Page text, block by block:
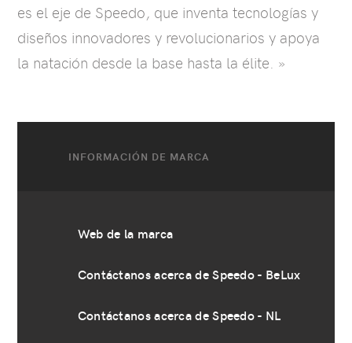
es el eje de Speedo, que inventa tecnologías y
diseños innovadores y revolucionarios y apoya
la natación desde la base hasta la élite. »
INFORMACIÓN DE MARCA
Web de la marca
Contáctanos acerca de Speedo - BeLux
Contáctanos acerca de Speedo - NL